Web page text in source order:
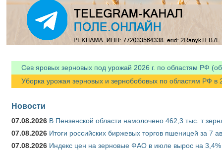
Сев яровых зерновых под урожай 2026 г. по областям РФ
Уборка урожая зерновых и зернобобовых по областям РФ в
Новости
07.08.2026 В Пензенской области намолочено 462,3 тыс. т
07.08.2026 Итоги российских биржевых торгов пшеницей за 7
07.08.2026 Индекс цен на зерновые ФАО в июле вырос на 3,4%